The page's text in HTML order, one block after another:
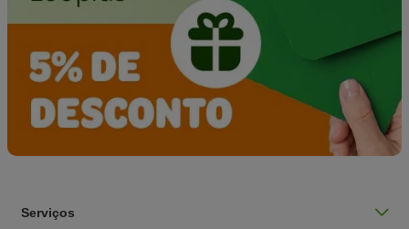
Serviços